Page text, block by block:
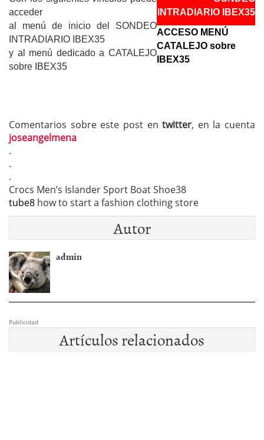
acceder
al menú de inicio del SONDEO
INTRADIARIO IBEX35
y al menú dedicado a CATALEJO
sobre IBEX35
INTRADIARIO IBEX35
ACCESO MENÚ
CATALEJO sobre
IBEX35
Comentarios sobre este post entwitter, en la cuenta
joseangelmena
.
.
.
Crocs Men’s Islander Sport Boat Shoe38
tube8 how to start a fashion clothing store
Autor
admin
Publicidad
Artículos relacionados